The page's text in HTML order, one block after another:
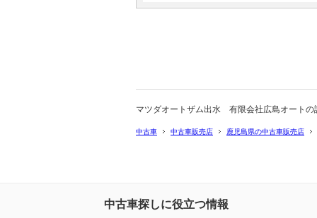
マツダオートザム出水 有限会社広島オートの
中古車 中古車販売店 鹿児島県の中古車販売店
中古車探しに役立つ情報